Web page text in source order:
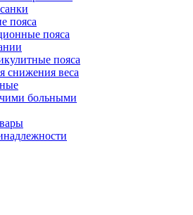
пояса
пояса
пояса
снижения веса
больными